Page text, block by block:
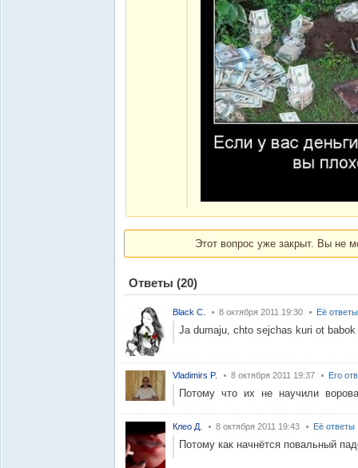
Этот вопрос уже закрыт. Вы не
Ответы (20)
Black C. 8 октября 2011 19:30 Её ответы
Ja dumaju, chto sejchas kuri ot
Vladimirs P. 8 октября 2011 19:37 Его
Потому что их не научили
Клео Д. 8 октября 2011 19:43 Её ответы
Потому как начнётся повальный